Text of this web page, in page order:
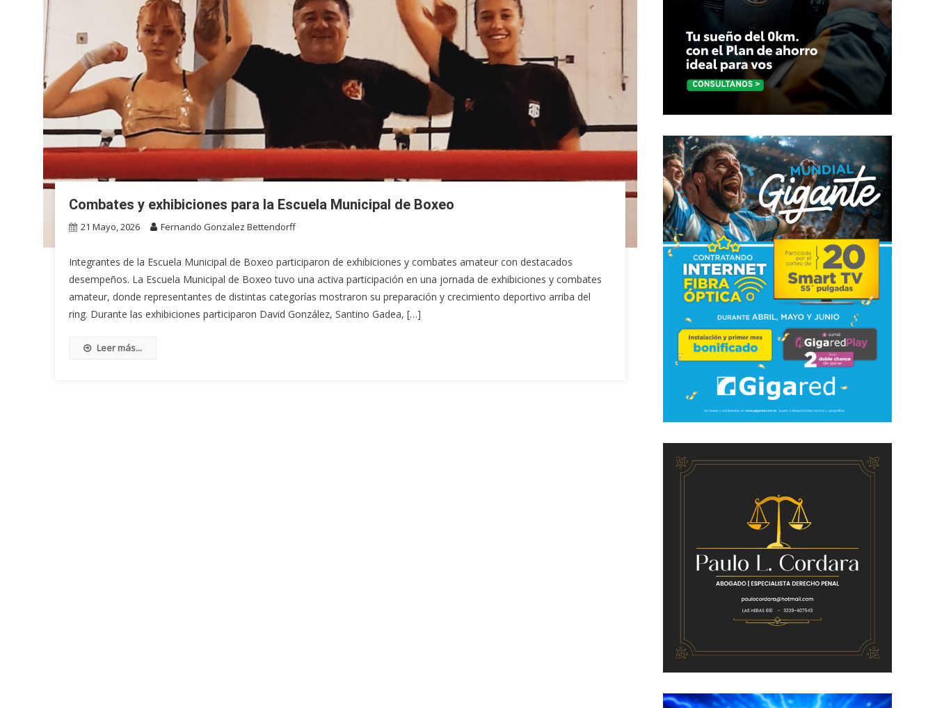
Combates y exhibiciones para la Escuela Municipal de Boxeo
21 Mayo, 2026 Fernando Gonzalez Bettendorff
Integrantes de la Escuela Municipal de Boxeo participaron de exhibiciones y combates amateur con destacados
desempeños. La Escuela Municipal de Boxeo tuvo una activa participación en una jornada de exhibiciones y combates
amateur, donde representantes de distintas categorías mostraron su preparación y crecimiento deportivo arriba del
ring. Durante las exhibiciones participaron David González, Santino Gadea, […]
Leer más...